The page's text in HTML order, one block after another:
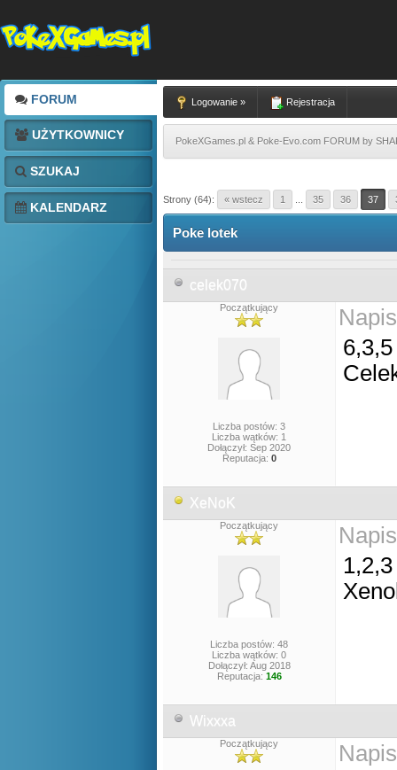
FORUM
UŻYTKOWNICY
SZUKAJ
KALENDARZ
Logowanie » Rejestracja
PokeXGames.pl & Poke-Evo.com FORUM by
Strony (64): « wstecz 1 35 36 37
Poke lotek
celek070
Początkujący
Liczba postów: 3
Liczba wątków: 1
Dołączył: Sep 2020
Reputacja: 0
6,3,5
XeNoK
Początkujący
Liczba postów: 48
Liczba wątków: 0
Dołączył: Aug 2018
Reputacja: 146
1,2,3
Wixxxa
Początkujący